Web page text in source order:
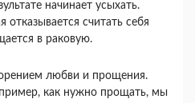
на­чинает усыхать.
отказы­вается считать себя
в раковую.
любви и проще­ния.
как нужно про­щать, мы